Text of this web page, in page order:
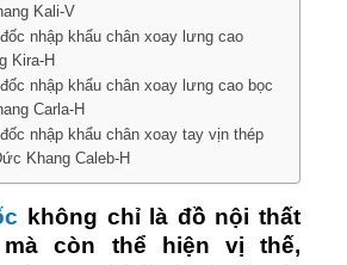
Kali-V
nhập khẩu chân xoay lưng cao
Kira-H
nhập khẩu chân xoay lưng cao bọc
Carla-H
nhập khẩu chân xoay tay vịn thép
Khang Caleb-H
không chỉ là đồ nội thất
còn thể hiện vị thế,